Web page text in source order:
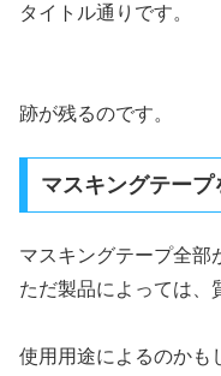
タイトル通りです。
跡が残るのです。
マスキングテー
マスキングテープ全部
ただ製品によっては、
使用用途によるのかも